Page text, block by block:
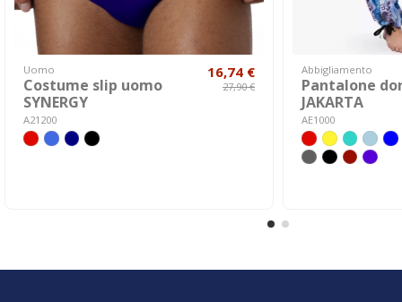
Uomo
Costume slip uomo
SYNERGY
A21200
16,74 €
27,90 €
Abbigliamento
Pantalone
JAKARTA
AE1000